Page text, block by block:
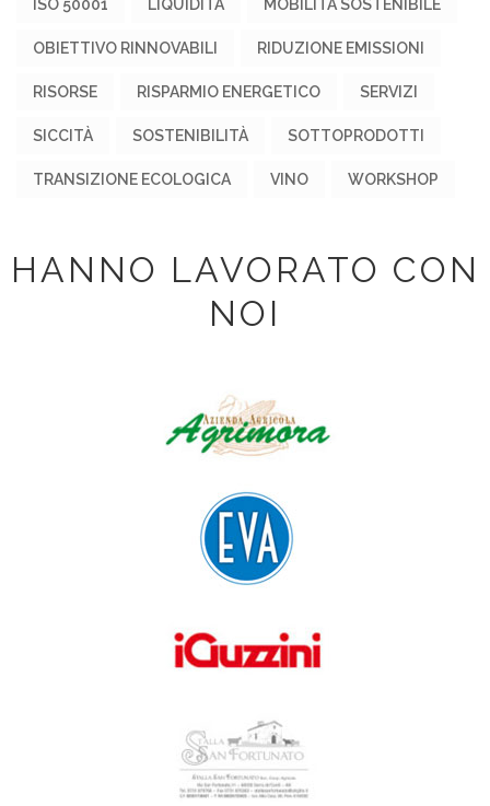
ISO 50001 LIQUIDITÀ MOBILITÀ SOSTENIBILE
OBIETTIVO RINNOVABILI RIDUZIONE EMISSIONI
RISORSE RISPARMIO ENERGETICO SERVIZI
SICCITÀ SOSTENIBILITÀ SOTTOPRODOTTI
TRANSIZIONE ECOLOGICA VINO WORKSHOP
HANNO LAVORATO CON
NOI